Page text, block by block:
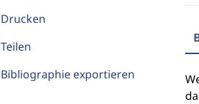
Drucken
Teilen
Bibliographie exportieren